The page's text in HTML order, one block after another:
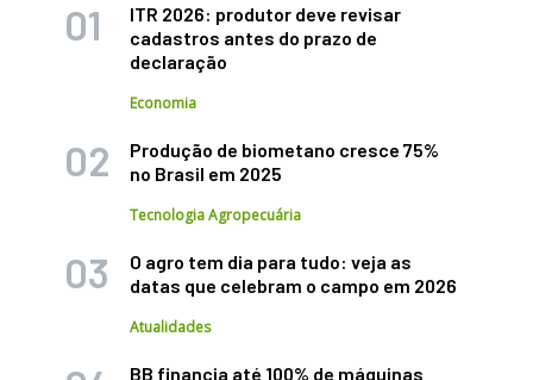
ITR 2026: produtor deve revisar
cadastros antes do prazo de
declaração
Economia
Produção de biometano cresce 75%
no Brasil em 2025
Tecnologia Agropecuária
O agro tem dia para tudo: veja as
datas que celebram o campo em 2026
Atualidades
BB financia até 100% de máquinas